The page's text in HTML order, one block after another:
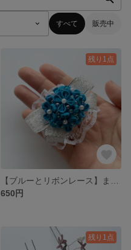
すべて 販売中
残り1点
650円
残り1点